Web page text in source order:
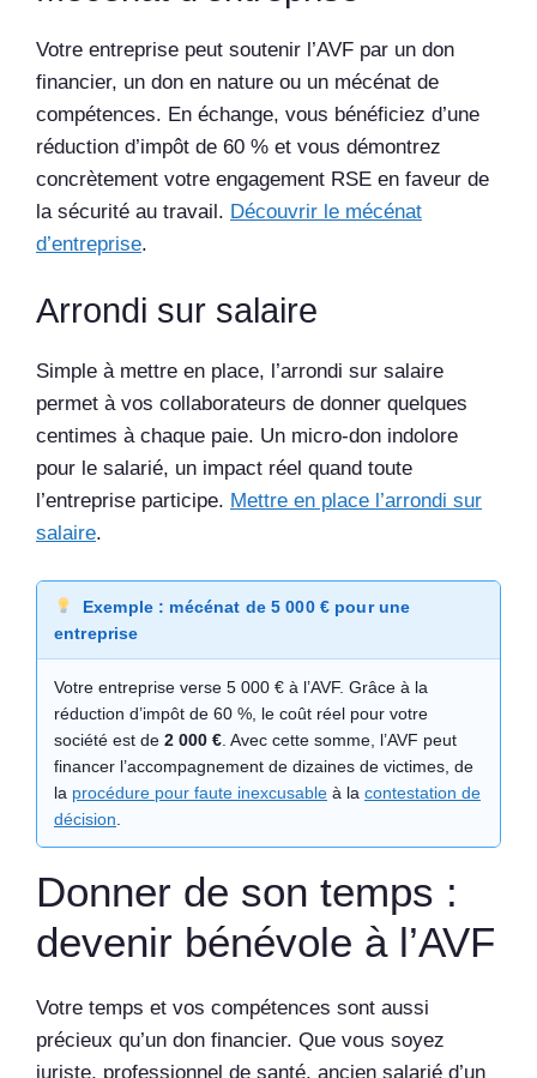
Votre entreprise peut soutenir l’AVF par un don
financier, un don en nature ou un mécénat de
compétences. En échange, vous bénéficiez d’une
réduction d’impôt de 60 % et vous démontrez
concrètement votre engagement RSE en faveur de
la sécurité au travail. Découvrir le mécénat
d’entreprise.
Arrondi sur salaire
Simple à mettre en place, l’arrondi sur salaire
permet à vos collaborateurs de donner quelques
centimes à chaque paie. Un micro-don indolore
pour le salarié, un impact réel quand toute
l’entreprise participe. Mettre en place l’arrondi sur
salaire.
Exemple : mécénat de 5 000 € pour une
entreprise
Votre entreprise verse 5 000 € à l’AVF. Grâce à la
réduction d’impôt de 60 %, le coût réel pour votre
société est de 2 000 € . Avec cette somme, l’AVF peut
financer l’accompagnement de dizaines de victimes, de
la procédure pour faute inexcusable à la contestation de
décision
Donner de son temps :
devenir bénévole à l’AVF
Votre temps et vos compétences sont aussi
précieux qu’un don financier. Que vous soyez
juriste, professionnel de santé, ancien salarié d’un